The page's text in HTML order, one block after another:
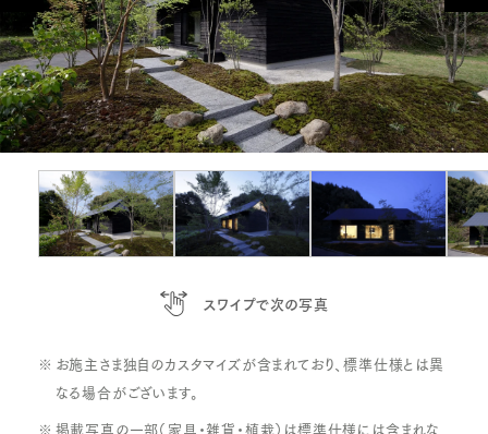
e
v
e
x
t
スワイプで次の写真
お施主さま独自のカスタマイズが含まれており、標準仕様とは異
なる場合がございます。
掲載写真の一部（家具・雑貨・植栽）は標準仕様には含まれな